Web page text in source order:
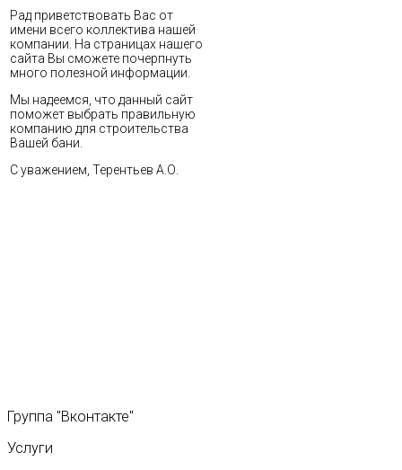
Рад приветствовать Вас от
имени всего коллектива нашей
компании. На страницах нашего
сайта Вы сможете почерпнуть
много полезной информации.
Мы надеемся, что данный сайт
поможет выбрать правильную
компанию для строительства
Вашей бани.
С уважением, Терентьев А.О.
Группа "Вконтакте"
Услуги